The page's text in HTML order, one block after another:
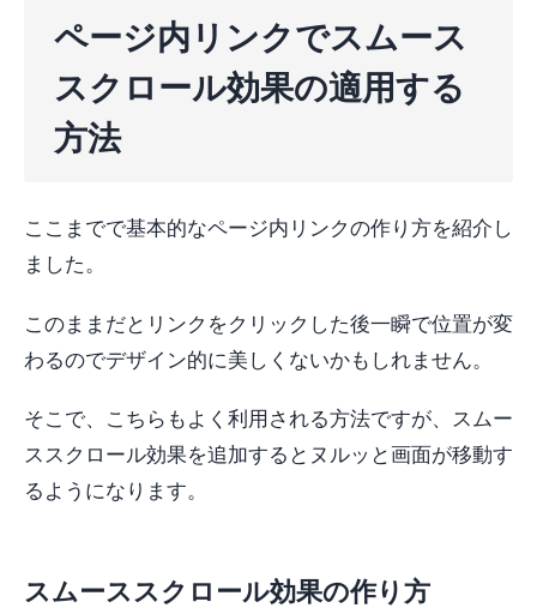
ページ内リンクでスムース
スクロール効果の適用する
方法
ここまでで基本的なページ内リンクの作り方を紹介し
ました。
このままだとリンクをクリックした後一瞬で位置が変
わるのでデザイン的に美しくないかもしれません。
そこで、こちらもよく利用される方法ですが、スムー
ススクロール効果を追加するとヌルッと画面が移動す
るようになります。
スムーススクロール効果の作り方